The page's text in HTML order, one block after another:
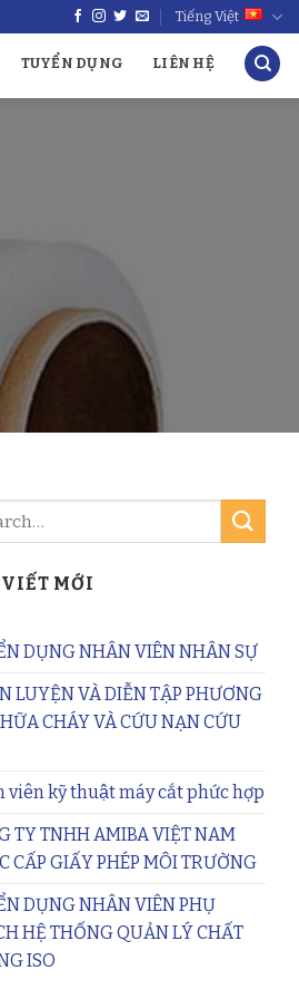
Tiếng Việt
TUYỂN DỤNG LIÊN HỆ
MỚI
DỤNG NHÂN VIÊN NHÂN SỰ
LUYỆN VÀ DIỄN TẬP PHƯƠNG
CHÁY VÀ CỨU NẠN CỨU
viên kỹ thuật máy cắt phức hợp
TY TNHH AMIBA VIỆT NAM
CẤP GIẤY PHÉP MÔI TRƯỜNG
DỤNG NHÂN VIÊN PHỤ
HỆ THỐNG QUẢN LÝ CHẤT
ISO